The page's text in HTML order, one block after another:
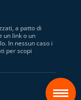
a patto di
un link o un
In nessun caso i
per scopi